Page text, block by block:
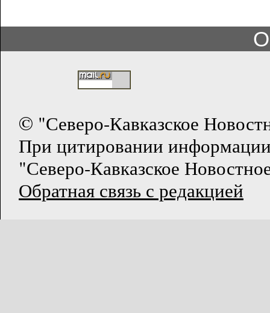
О
© "Северо-Кавказское
При цитировании
"Северо-Кавказское
Обратная связь с редакцией